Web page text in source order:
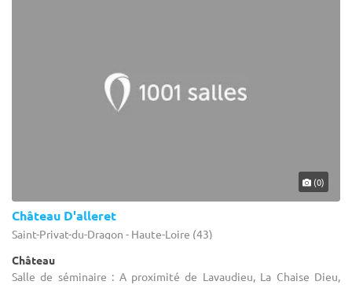
(0)
Château D'alleret
Saint-Privat-du-Dragon - Haute-Loire (43)
Château
Salle de séminaire : A proximité de Lavaudieu, La Chaise Dieu,